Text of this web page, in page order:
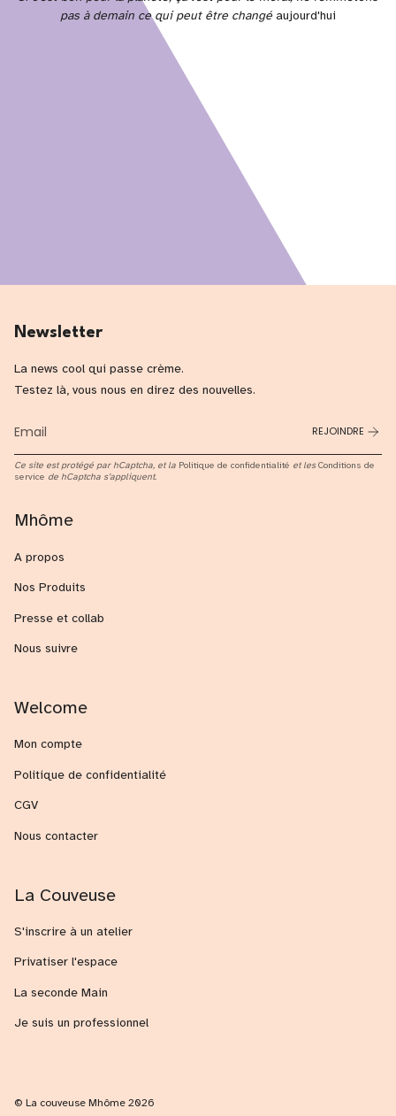
pas à demain ce qui peut être changéaujourd'hui
Newsletter
La news cool qui passe crème.
Testez là, vous nous en direz des nouvelles.
REJOINDRE
Ce site est protégé par hCaptcha, et la Politique de confidentialité et lesConditions de
service de hCaptcha s’appliquent.
Mhôme
A propos
Nos Produits
Presse et collab
Nous suivre
Welcome
Mon compte
Politique de confidentialité
CGV
Nous contacter
La Couveuse
S'inscrire à un atelier
Privatiser l'espace
La seconde Main
Je suis un professionnel
© La couveuse Mhôme 2026